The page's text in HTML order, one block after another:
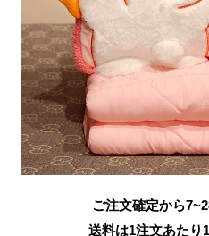
ご注文確定から
送料は1注文あたり